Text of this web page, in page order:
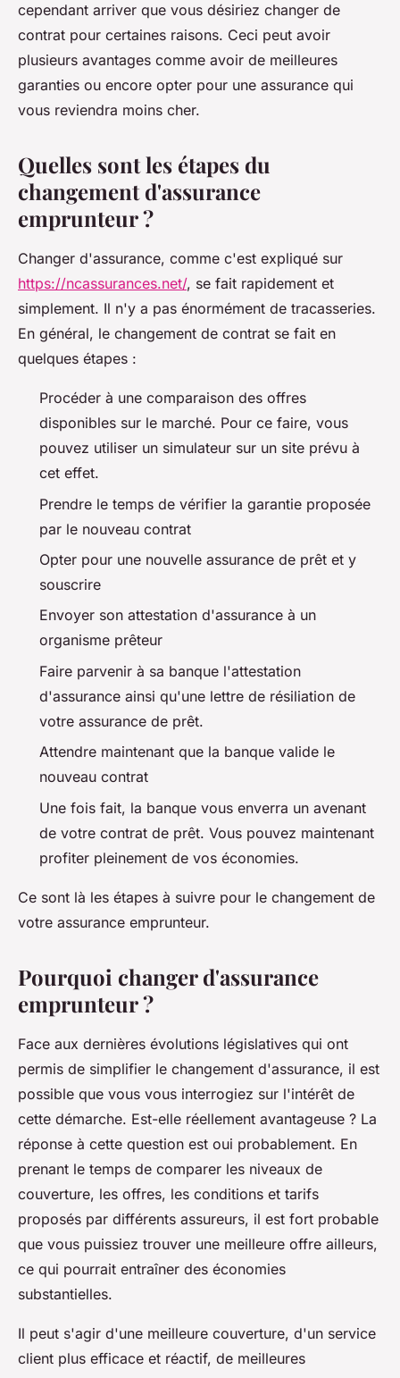
cependant arriver que vous désiriez changer de
contrat pour certaines raisons. Ceci peut avoir
plusieurs avantages comme avoir de meilleures
garanties ou encore opter pour une assurance qui
vous reviendra moins cher.
Quelles sont les étapes du
changement d'assurance
emprunteur ?
Changer d'assurance, comme c'est expliqué sur
https://ncassurances.net/, se fait rapidement et
simplement. Il n'y a pas énormément de tracasseries.
En général, le changement de contrat se fait en
quelques étapes :
Procéder à une comparaison des offres
disponibles sur le marché. Pour ce faire, vous
pouvez utiliser un simulateur sur un site prévu à
cet effet.
Prendre le temps de vérifier la garantie proposée
par le nouveau contrat
Opter pour une nouvelle assurance de prêt et y
souscrire
Envoyer son attestation d'assurance à un
organisme prêteur
Faire parvenir à sa banque l'attestation
d'assurance ainsi qu'une lettre de résiliation de
votre assurance de prêt.
Attendre maintenant que la banque valide le
nouveau contrat
Une fois fait, la banque vous enverra un avenant
de votre contrat de prêt. Vous pouvez maintenant
profiter pleinement de vos économies.
Ce sont là les étapes à suivre pour le changement de
votre assurance emprunteur.
Pourquoi changer d'assurance
emprunteur ?
Face aux dernières évolutions législatives qui ont
permis de simplifier le changement d'assurance, il est
possible que vous vous interrogiez sur l'intérêt de
cette démarche. Est-elle réellement avantageuse ? La
réponse à cette question est oui probablement. En
prenant le temps de comparer les niveaux de
couverture, les offres, les conditions et tarifs
proposés par différents assureurs, il est fort probable
que vous puissiez trouver une meilleure offre ailleurs,
ce qui pourrait entraîner des économies
substantielles.
Il peut s'agir d'une meilleure couverture, d'un service
client plus efficace et réactif, de meilleures